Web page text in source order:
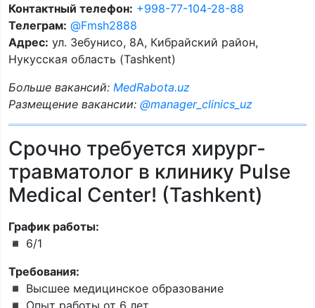
Контактный телефон: +998-77-104-28-88
Телеграм: @Fmsh2888
Адрес: ул. Зебунисо, 8A, Кибрайский район,
Нукусская область (Tashkent)
Больше вакансий: MedRabota.uz
Размещение вакансии: @manager_clinics_uz
Срочно требуется хирург-
травматолог в клинику Pulse
Medical Center! (Tashkent)
График работы:
◾️ 6/1
Требования:
◾️ Высшее медицинское образование